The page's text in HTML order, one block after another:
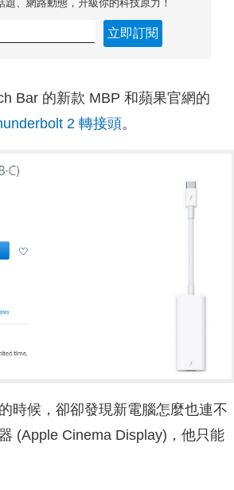
題、網路動態，升級你的科技原力！
立即訂閱
Bar 的新款 MBP 和蘋果官網的
2 轉接頭。
時候，卻卻發現新電腦怎麼也連不
(Apple Cinema Display)，他只能